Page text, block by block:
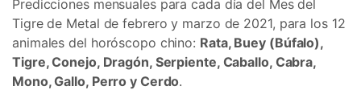
Predicciones mensuales para cada día del Mes del
Tigre de Metal de febrero y marzo de 2021, para los 12
animales del horóscopo chino: Rata, Buey (Búfalo),
Tigre, Conejo, Dragón, Serpiente, Caballo, Cabra,
Mono, Gallo, Perro y Cerdo.